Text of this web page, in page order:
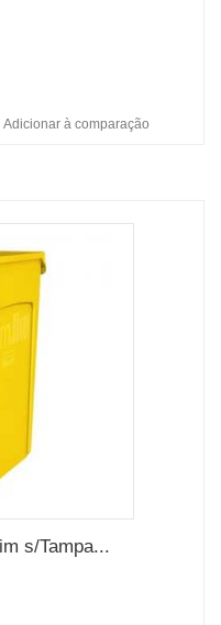
Adicionar à comparação
s/Tampa...